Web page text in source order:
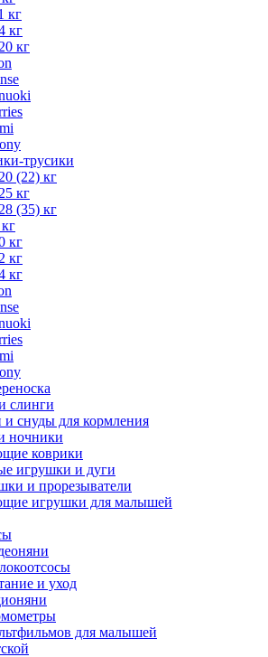
кг
кг
кг
трусики
(22) кг
кг
(35) кг
кг
кг
кг
слинги
снуды для кормления
ночники
коврики
игрушки и дуги
и прорезыватели
игрушки для малышей
и уход
для малышей